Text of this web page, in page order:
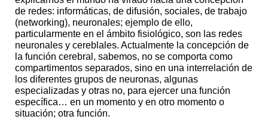
de redes: informáticas, de difusión, sociales, de trabajo
(networking), neuronales; ejemplo de ello,
particularmente en el ámbito fisiológico, son las redes
neuronales y cereblales. Actualmente la concepción de
la función cerebral, sabemos, no se comporta como
compartimentos separados, sino en una interrelación de
los diferentes grupos de neuronas, algunas
especializadas y otras no, para ejercer una función
específica… en un momento y en otro momento o
situación; otra función.